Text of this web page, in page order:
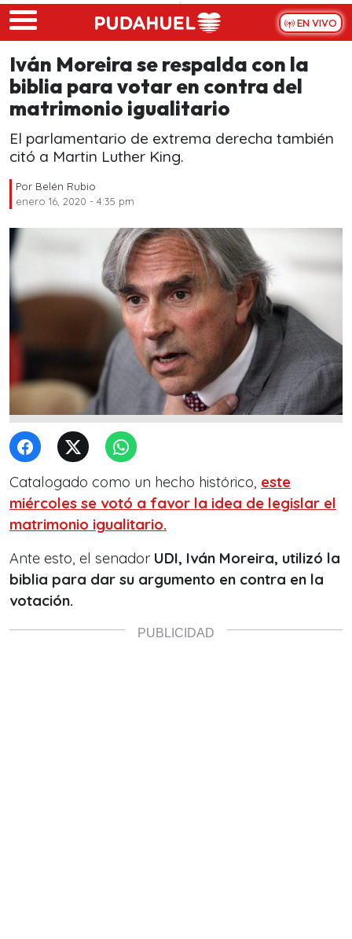
Skip to main content
EN VIVO
Iván Moreira se respalda con la
biblia para votar en contra del
matrimonio igualitario
El parlamentario de extrema derecha también
citó a Martin Luther King.
Por Belén Rubio
enero 16, 2020 - 4:35 pm
Catalogado como un hecho histórico, este
miércoles se votó a favor la idea de legislar el
matrimonio igualitario.
Ante esto, el senador UDI, Iván Moreira, utilizó la
biblia para dar su argumento en contra en la
votación.